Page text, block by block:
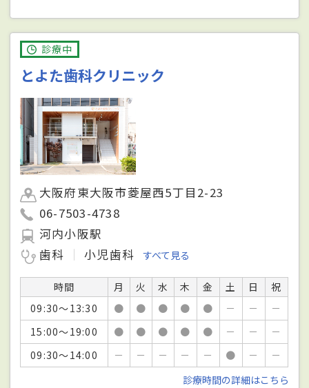
診療中
とよた歯科クリニック
大阪府東大阪市菱屋西5丁目2-23
06-7503-4738
河内小阪駅
歯科
小児歯科 すべて見る
時間 月 火 水 木 金 土 日
祝
09:30～13:30
● ● ● ● ● － －
－
15:00～19:00
● ● ● ● ● － －
－
09:30～14:00
－ － － － － ● －
－
診療時間の詳細はこちら